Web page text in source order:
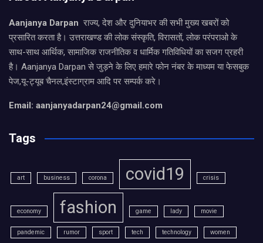
Aanjanya Darpan राज्य, देश और दुनियाभर की सभी मुख्य खबरों को
प्रसारित करता है। उत्तराखण्ड की लोक संस्कृति, विरासतों, लोक परंपराओ के
साथ-साथ आर्थिक, सामाजिक राजनीतिक व धार्मिक गतिविधियों का सजग प्रहरी
है। Aanjanya Darpan से जुड़ने के लिए हमारे फोन नंबर के माध्यम या फेसबुक
पेज,यू-ट्यूब चैनल,इंस्टाग्राम आदि पर सम्पर्क करे।
Email: aanjanyadarpan24@gmail.com
Tags
art business corona covid19 crisis
economy fashion game lady movie
pandemic rumor sport tech technology women